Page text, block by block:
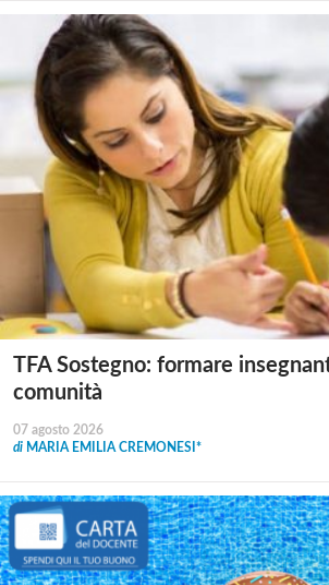
TFA Sostegno: formare
comunità
07 agosto 2026
di MARIA EMILIA CREMONESI*